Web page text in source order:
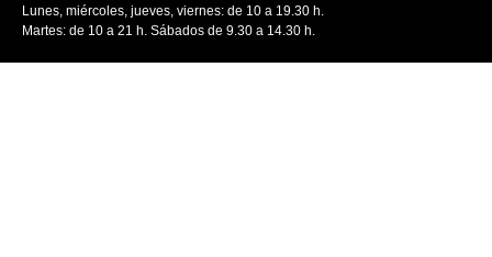
Lunes, miércoles, jueves, viernes: de 10 a 19.30 h.
Martes: de 10 a 21 h. Sábados de 9.30 a 14.30 h.